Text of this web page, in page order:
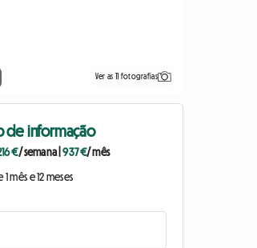
Ver as 11 fotografias
de informação
€/ semana|937 €/ mês
1 mês e 12 meses